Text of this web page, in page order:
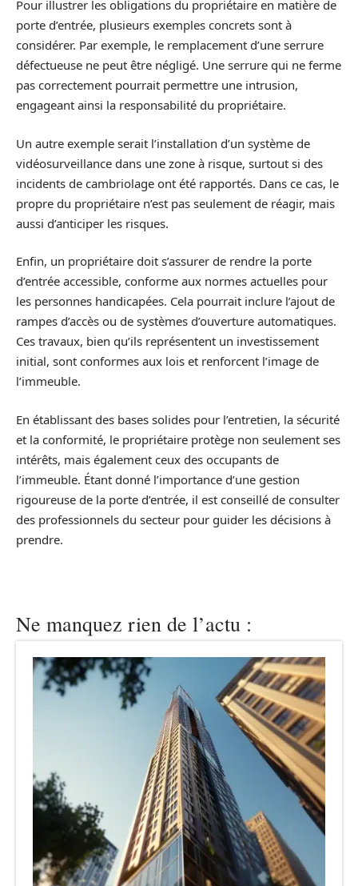
Pour illustrer les obligations du propriétaire en matière de
porte d’entrée, plusieurs exemples concrets sont à
considérer. Par exemple, le remplacement d’une serrure
défectueuse ne peut être négligé. Une serrure qui ne ferme
pas correctement pourrait permettre une intrusion,
engageant ainsi la responsabilité du propriétaire.
Un autre exemple serait l’installation d’un système de
vidéosurveillance dans une zone à risque, surtout si des
incidents de cambriolage ont été rapportés. Dans ce cas, le
propre du propriétaire n’est pas seulement de réagir, mais
aussi d’anticiper les risques.
Enfin, un propriétaire doit s’assurer de rendre la porte
d’entrée accessible, conforme aux normes actuelles pour
les personnes handicapées. Cela pourrait inclure l’ajout de
rampes d’accès ou de systèmes d’ouverture automatiques.
Ces travaux, bien qu’ils représentent un investissement
initial, sont conformes aux lois et renforcent l’image de
l’immeuble.
En établissant des bases solides pour l’entretien, la sécurité
et la conformité, le propriétaire protège non seulement ses
intérêts, mais également ceux des occupants de
l’immeuble. Étant donné l’importance d’une gestion
rigoureuse de la porte d’entrée, il est conseillé de consulter
des professionnels du secteur pour guider les décisions à
prendre.
Ne manquez rien de l’actu :